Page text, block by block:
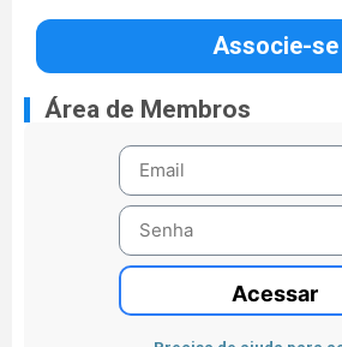
Associe-se
Área de Membros
Acessar